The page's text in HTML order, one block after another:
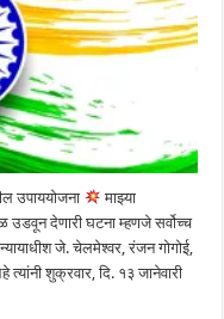
उपाययोजना
माझ्या
उडवून देणारी घटना म्हणजे सर्वोच्च
न्यायाधीश जे. चेलमेश्वर, रंजन गोगोई,
शुक्रवार, दि. १३ जानेवारी